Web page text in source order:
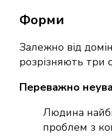
Форми
Залежно від
розрізняють три
Переважно
Людина
проблем з